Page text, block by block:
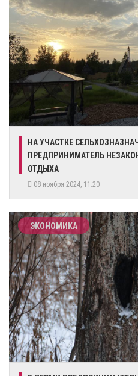
​НА УЧАСТКЕ
ПРЕДПРИНИМАТЕЛЬ
ОТДЫХА
08 ноября 2024, 11:20
ЭКОНОМИКА